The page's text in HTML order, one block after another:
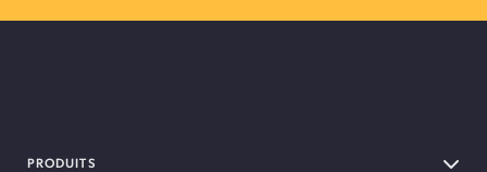
PRODUITS